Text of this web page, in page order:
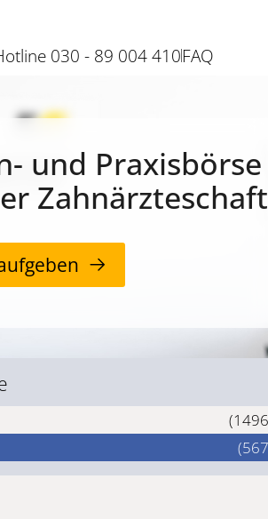
030 - 89 004 410FAQ
und
Zahnärzteschaft